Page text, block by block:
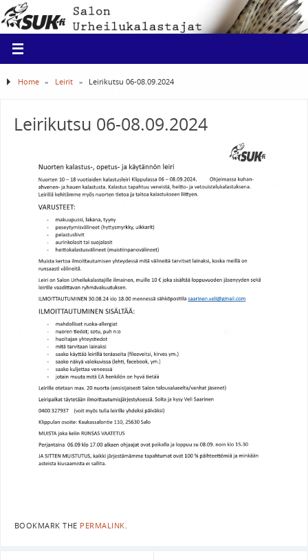
Home » Leirit » Leirikutsu 06-08.09.2024
Leirikutsu 06-08.09.2024
BOOKMARK THE PERMALINK